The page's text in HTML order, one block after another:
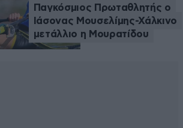
Παγκόσμιος Πρωταθλητής ο
Ιάσονας Μουσελίμης-Χάλκινο
μετάλλιο η Μουρατίδου